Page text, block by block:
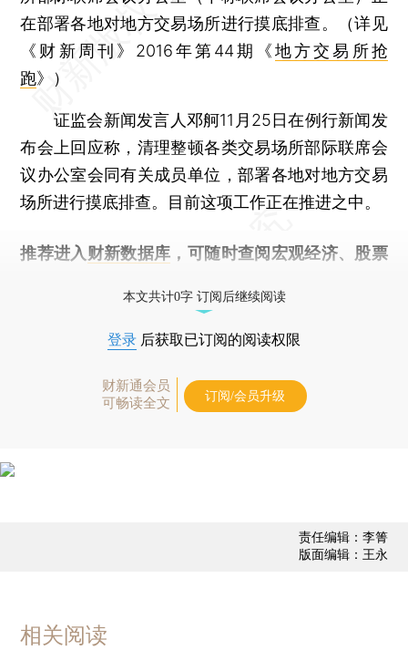
在部署各地对地方交易场所进行摸底排查。（详见
《财新周刊》2016年第44期《地方交易所抢
跑》）
证监会新闻发言人邓舸11月25日在例行新闻发
布会上回应称，清理整顿各类交易场所部际联席会
议办公室会同有关成员单位，部署各地对地方交易
场所进行摸底排查。目前这项工作正在推进之中。
推荐进入 财新数据库 ，可随时查阅宏观经济、股票
本文共计0字 订阅后继续阅读
登录 后获取已订阅的阅读权限
财新通会员
可畅读全文
订阅/会员升级
责任编辑：李箐
版面编辑：王永
相关阅读